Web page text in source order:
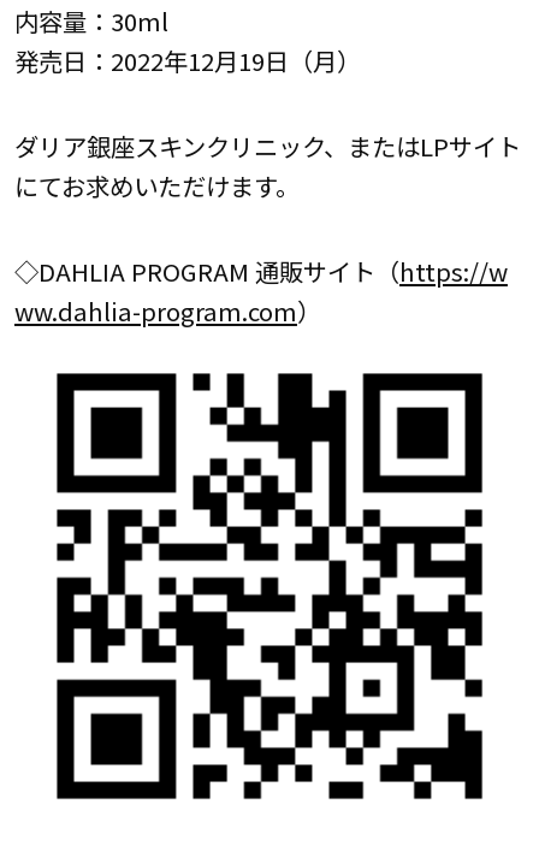
内容量：30ml
発売日：2022年12月19日（月）
ダリア銀座スキンクリニック、またはLPサイト
にてお求めいただけます。
◇DAHLIA PROGRAM 通販サイト（https://w
ww.dahlia-program.com）